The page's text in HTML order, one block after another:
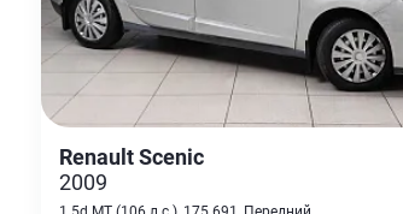
Renault Scenic
2009